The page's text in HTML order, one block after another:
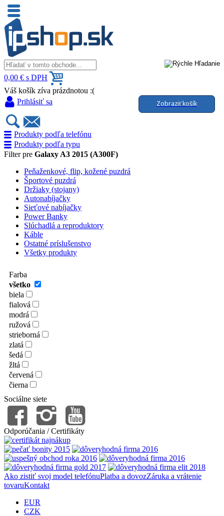
0,00 € s DPH
Váš košík zíva prázdnotou :(
Zobraziť košík
Prihlásiť sa
Produkty podľa telefónu
Produkty podľa typu
Filter pre Galaxy A3 2015 (A300F)
Peňaženkové, flip, kožené puzdrá
Športové puzdrá
Držiaky (stojany)
Autonabíjačky
Sieťové nabíjačky
Power Banky
Slúchadlá a reproduktory
Káble
Ostatné príslušenstvo
Všetky produkty
Farba
všetko
biela
fialová
modrá
ružová
strieborná
zlatá
šedá
žltá
červená
čierna
Sociálne siete
Odporúčania / Certifikáty
Ako zistiť svoj model telefónuPlatba a dovozZáruka a vrátenie
tovaruKontakt
EUR
CZK